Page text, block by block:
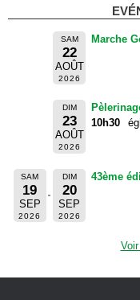
SAM
22
AOÛT
2026
Marche
DIM
23
AOÛT
2026
10h30
SAM
19
SEP
2026
DIM
20
SEP
2026
43ème